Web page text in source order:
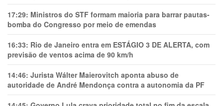
17:29: Ministros do STF formam maioria para barrar pautas-
bomba do Congresso por meio de emendas
16:33: Rio de Janeiro entra em ESTÁGIO 3 DE ALERTA, com
previsão de ventos acima de 90 km/h
14:46: Jurista Wálter Maierovitch aponta abuso de
autoridade de André Mendonça contra a autonomia da PF